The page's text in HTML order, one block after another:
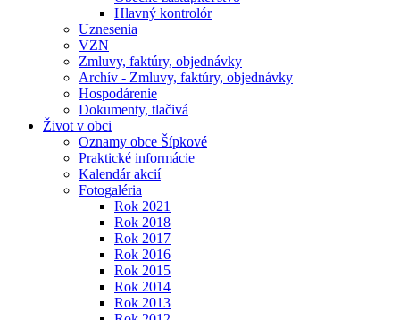
Hlavný kontrolór
Uznesenia
VZN
Zmluvy, faktúry, objednávky
Archív - Zmluvy, faktúry, objednávky
Hospodárenie
Dokumenty, tlačivá
Život v obci
Oznamy obce Šípkové
Praktické informácie
Kalendár akcií
Fotogaléria
Rok 2021
Rok 2018
Rok 2017
Rok 2016
Rok 2015
Rok 2014
Rok 2013